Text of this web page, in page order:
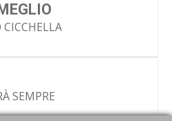
CICCHELLA
SEMPRE